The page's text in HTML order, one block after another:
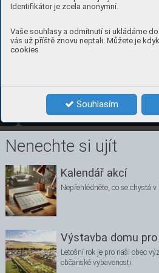
Identifikátor je zcela anonymní.
Vaše souhlasy a odmítnutí si ukládáme
vás už příště znovu neptali. Můžete je
cookies
Souhlasím
1/2025 2
Nenechte si ujít
Kalendář akcí
Nepřehlédněte, co se chystá v
Výstavba domu
Letošní rok je pro naši obec
občanské vybavenosti.